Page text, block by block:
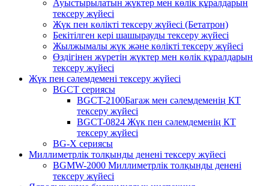
Ауыстырылатын жүктер мен көлік құралдарын
тексеру жүйесі
Жүк пен көлікті тексеру жүйесі (Бетатрон)
Бекітілген кері шашырауды тексеру жүйесі
Жылжымалы жүк және көлікті тексеру жүйесі
Өздігінен жүретін жүктер мен көлік құралдарын
тексеру жүйесі
Жүк пен сәлемдемені тексеру жүйесі
BGCT сериясы
BGCT-2100Багаж мен сәлемдеменің КТ
тексеру жүйесі
BGCT-0824 Жүк пен сәлемдеменің КТ
тексеру жүйесі
BG-X сериясы
Миллиметрлік толқынды денені тексеру жүйесі
BGMW-2000 Миллиметрлік толқынды денені
тексеру жүйесі